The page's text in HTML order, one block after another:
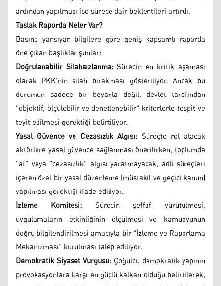
ardından yapılması ise sürece dair beklentileri artırdı.
Taslak Raporda Neler Var?
Basına yansıyan bilgilere göre geniş kapsamlı raporda
öne çıkan başlıklar şunlar:
Doğrulanabilir Silahsızlanma:Sürecin en kritik aşaması
olarak PKK’nin silah bırakması gösteriliyor. Ancak bu
durumun sadece bir beyanla değil, devlet tarafından
"objektif, ölçülebilir ve denetlenebilir" kriterlerle tespit ve
teyit edilmesi gerektiği belirtiliyor.
Yasal Güvence ve Cezasızlık Algısı: Süreçte rol alacak
aktörlere yasal güvence sağlanması önerilirken, toplumda
"af" veya "cezasızlık" algısı yaratmayacak, adli süreçleri
içeren özel bir yasal düzenleme (müstakil ve geçici kanun)
yapılması gerektiği ifade ediliyor.
İzleme Komitesi:Sürecin şeffaf yürütülmesi,
uygulamaların etkinliğinin ölçülmesi ve kamuoyunun
doğru bilgilendirilmesi amacıyla bir "İzleme ve Raporlama
Mekanizması" kurulması talep ediliyor.
Demokratik Siyaset Vurgusu: Çoğulcu demokratik yapının
provokasyonlara karşı en güçlü kalkan olduğu belirtilerek,